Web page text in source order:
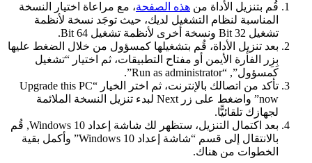
قُم بتنزيل الأداة منهذه الصفحة، مع مراعاة اختيار النسخة
المناسبة لنظام التشغيل لديك، حيث توجَد نسخة لأنظمة
تشغيل 32 Bit ونسخة أخرى لأنظمة تشغيل 64 Bit.
بعد تنزيل الأداة، قُم بتشغيلها كمسؤول من خلال الضغط عليها
بِزِر الفأرة الأيمن أو مفتاح التطبيقات، ثم اختيار “تشغيل
كمسؤول”, “Run as administrator”.
تأكد من اتصالك بالإنترنت، ثم اختر الخيار “Upgrade this PC
now” واضغط على زر Next لبدء تنزيل النسخة الملائمة
لجهازك تلقائيًّا.
بعد اكتمال التنزيل، ستظهر لك شاشة إعداد Windows 10, قُم
بالانتقال إلى قسم “شاشة إعداد Windows 10” وأكمل بقية
الخطوات من هناك.